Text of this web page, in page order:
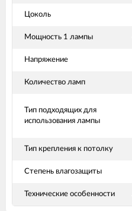
Цоколь
Мощность 1 лампы
Напряжение
Количество ламп
Тип подходящих для
использования лампы
Тип крепления к потолку
Степень влагозащиты
Технические особенности